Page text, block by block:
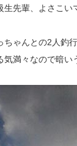
先輩、よさこい
ちゃんとの2人釣
気満々なので暗い